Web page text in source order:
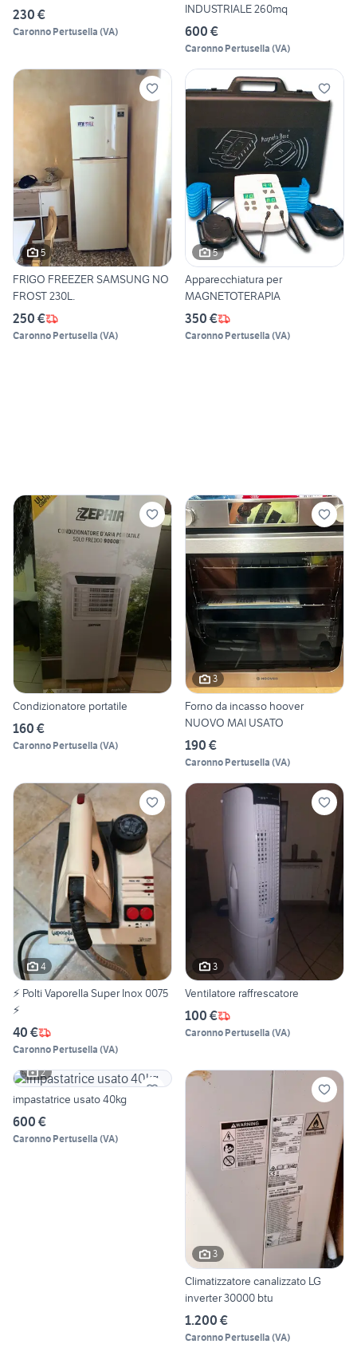
230 €
Caronno Pertusella (VA)
INDUSTRIALE 260mq
600 €
Caronno Pertusella (VA)
5
FRIGO FREEZER SAMSUNG NO
FROST 230L.
250 €
Caronno Pertusella (VA)
5
Apparecchiatura per
MAGNETOTERAPIA
350 €
Caronno Pertusella (VA)
Condizionatore portatile
160 €
Caronno Pertusella (VA)
3
Forno da incasso hoover
NUOVO MAI USATO
190 €
Caronno Pertusella (VA)
4
⚡ Polti Vaporella Super Inox 0075
⚡
40 €
Caronno Pertusella (VA)
3
Ventilatore raffrescatore
100 €
Caronno Pertusella (VA)
2
impastatrice usato 40kg
600 €
Caronno Pertusella (VA)
3
Climatizzatore canalizzato LG
inverter 30000 btu
1.200 €
Caronno Pertusella (VA)